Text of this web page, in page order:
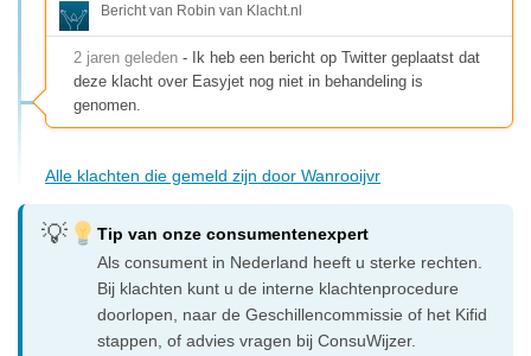
Bericht van Robin van Klacht.nl
2 jaren geleden - Ik heb een bericht op Twitter geplaatst dat
deze klacht over Easyjet nog niet in behandeling is
genomen.
Alle klachten die gemeld zijn door Wanrooijvr
Tip van onze consumentenexpert
Als consument in Nederland heeft u sterke rechten.
Bij klachten kunt u de interne klachtenprocedure
doorlopen, naar de Geschillencommissie of het Kifid
stappen, of advies vragen bij ConsuWijzer.